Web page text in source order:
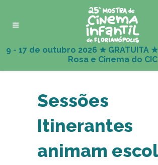
Sessões
Itinerantes
animam